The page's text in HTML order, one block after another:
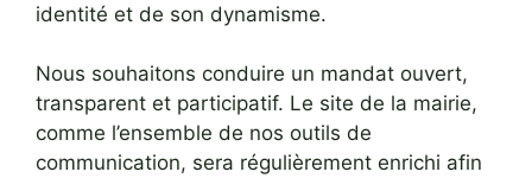
identité et de son dynamisme.
Nous souhaitons conduire un mandat ouvert,
transparent et participatif. Le site de la mairie,
comme l’ensemble de nos outils de
communication, sera régulièrement enrichi afin